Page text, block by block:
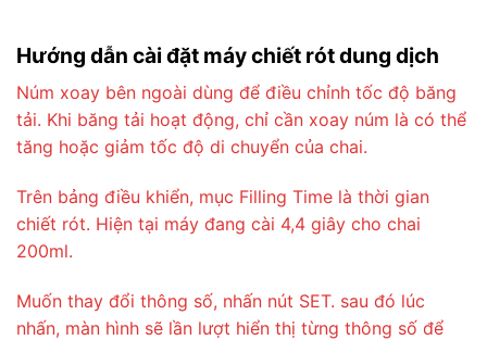
Hướng dẫn cài đặt máy chiết rót dung dịch
Núm xoay bên ngoài dùng để điều chỉnh tốc độ băng
tải. Khi băng tải hoạt động, chỉ cần xoay núm là có thể
tăng hoặc giảm tốc độ di chuyển của chai.
Trên bảng điều khiển, mục Filling Time là thời gian
chiết rót. Hiện tại máy đang cài 4,4 giây cho chai
200ml.
Muốn thay đổi thông số, nhấn nút SET. sau đó lúc
nhấn, màn hình sẽ lần lượt hiển thị từng thông số để